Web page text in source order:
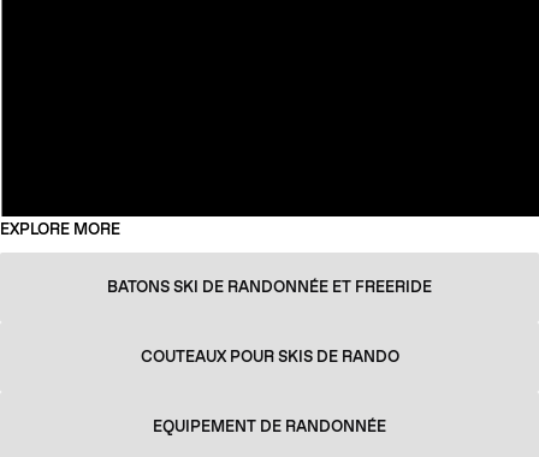
EXPLORE MORE
BATONS SKI DE RANDONNÉE ET FREERIDE
COUTEAUX POUR SKIS DE RANDO
EQUIPEMENT DE RANDONNÉE